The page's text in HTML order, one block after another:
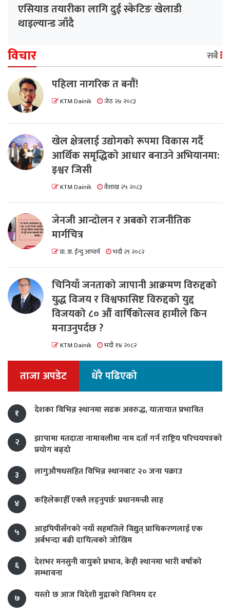
एसियाड तयारीका लागि दुई स्केटिङ खेलाडी
थाइल्यान्ड जाँदै
विचार सबै
पहिला नागरिक त बनाैं!
KTM Dainik जेठ २७ २०८३
खेल क्षेत्रलाई उद्योगको रूपमा विकास गर्दै
आर्थिक समृद्धिको आधार बनाउने अभियानमा:
इश्वर जिसी
KTM Dainik वैशाख २५ २०८३
जेनजी आन्दोलन र अबको राजनीतिक
मार्गचित्र
प्रा. डा. ईन्दु आचार्य भदौ २९ २०८२
चिनियाँ जनताको जापानी आक्रमण विरुद्दको
युद्ध विजय र विश्वफासिष्ट विरुद्दको युद्द
विजयको ८० औं वार्षिकोत्सव हामीले किन
मनाउनुपर्दछ ?
KTM Dainik भदौ १४ २०८२
ताजा अपडेट धेरै पढिएको
१ देशका विभिन्न स्थानमा सडक अवरुद्ध, यातायात प्रभावित
२
झापामा मतदाता नामावलीमा नाम दर्ता गर्न राष्ट्रिय परिचयपत्रको
प्रयोग बढ्दो
३
लागुऔषधसहित विभिन्न स्थानबाट २० जना पक्राउ
४ कहिलेकाहीँ एक्लै लड्नुपर्छः प्रधानमन्त्री साह
५
आइपिपीसँगको नयाँ सहमतिले विद्युत् प्राधिकरणलाई एक
अर्बभन्दा बढी दायित्वको जोखिम
६
देशभर मनसुनी वायुको प्रभाव, केही स्थानमा भारी वर्षाको
सम्भावना
७
यस्तो छ आज विदेशी मुद्राको विनिमय दर